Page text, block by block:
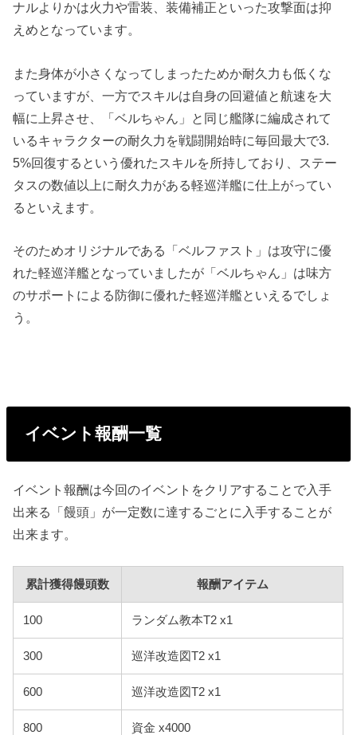
ナルよりかは火力や雷装、装備補正といった攻撃面は抑
えめとなっています。
また身体が小さくなってしまったためか耐久力も低くな
っていますが、一方でスキルは自身の回避値と航速を大
幅に上昇させ、「ベルちゃん」と同じ艦隊に編成されて
いるキャラクターの耐久力を戦闘開始時に毎回最大で3.
5%回復するという優れたスキルを所持しており、ステー
タスの数値以上に耐久力がある軽巡洋艦に仕上がってい
るといえます。
そのためオリジナルである「ベルファスト」は攻守に優
れた軽巡洋艦となっていましたが「ベルちゃん」は味方
のサポートによる防御に優れた軽巡洋艦といえるでしょ
う。
イベント報酬一覧
イベント報酬は今回のイベントをクリアすることで入手
出来る「饅頭」が一定数に達するごとに入手することが
出来ます。
累計獲得饅頭数 報酬アイテム
100 ランダム教本T2 x1
300 巡洋改造図T2 x1
600 巡洋改造図T2 x1
800 資金 x4000